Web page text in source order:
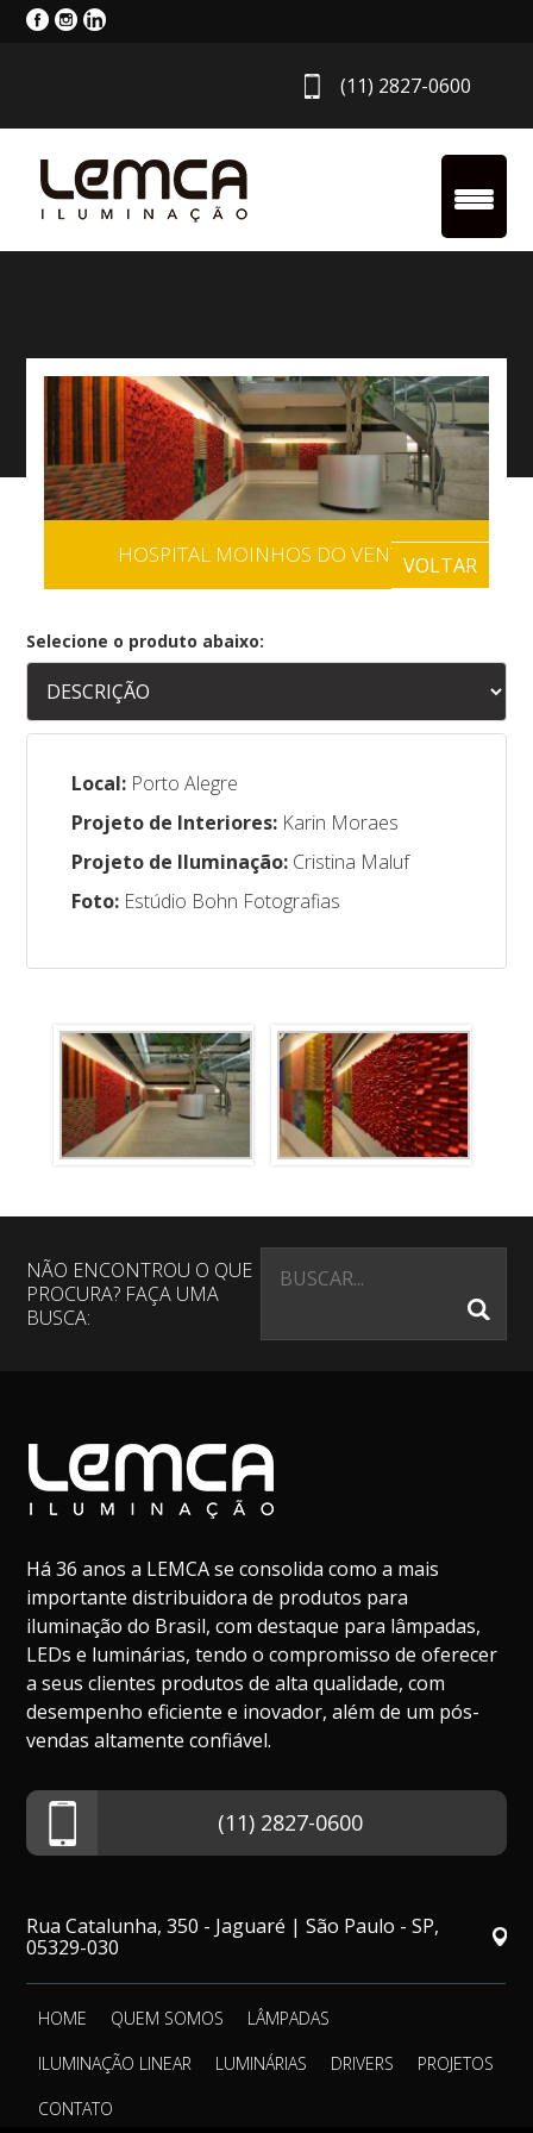
(11) 2827-0600
HOSPITAL MOINHOS DO VENTOVOLTAR
Selecione o produto abaixo:
Local: Porto Alegre
Projeto de Interiores: Karin Moraes
Projeto de Iluminação: Cristina Maluf
Foto: Estúdio Bohn Fotografias
NÃO ENCONTROU O QUE
PROCURA? FAÇA UMA
BUSCA:
Há 36 anos a LEMCA se consolida como a mais
importante distribuidora de produtos para
iluminação do Brasil, com destaque para lâmpadas,
LEDs e luminárias, tendo o compromisso de oferecer
a seus clientes produtos de alta qualidade, com
desempenho eficiente e inovador, além de um pós-
vendas altamente confiável.
(11) 2827-0600
Rua Catalunha, 350 - Jaguaré | São Paulo - SP,
05329-030
HOME QUEM SOMOS
LÂMPADAS
ILUMINAÇÃO LINEAR
LUMINÁRIAS DRIVERS
PROJETOS
CONTATO